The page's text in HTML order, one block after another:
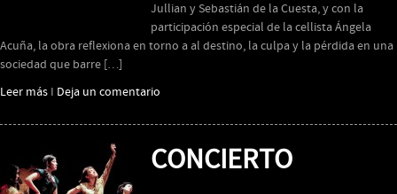
Jullian y Sebastián de la Cuesta, y con la
participación especial de la cellista Ángela
Acuña, la obra reflexiona en torno a al destino, la culpa y la pérdida en una
sociedad que barre […]
Leer más I Deja un comentario
CONCIERTO